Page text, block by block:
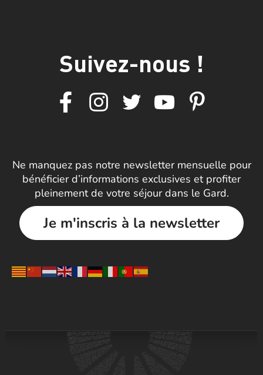
Suivez-nous !
Ne manquez pas notre newsletter mensuelle pour
bénéficier d’informations exclusives et profiter
pleinement de votre séjour dans le Gard.
Je m'inscris à la newsletter